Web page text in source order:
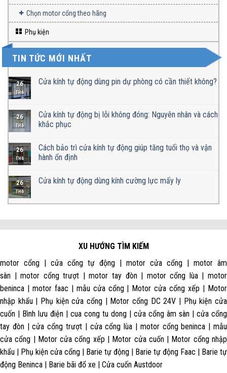
Chọn motor cổng theo hãng
Phụ kiện
TIN TỨC MỚI NHẤT
26
TH6
Cửa kính tự động dùng pin dự phòng có cần thiết không?
26
TH6
Cửa kính tự động bị lỗi không đóng: Nguyên nhân và cách
khắc phục
26
TH6
Cách bảo trì cửa kính tự động giúp tăng tuổi thọ và vận
hành ổn định
26
TH6
Cửa kính tự động dùng kính cường lực mấy ly
XU HƯỚNG TÌM KIẾM
motor cổng | cửa cổng tự động | motor cửa cổng | motor âm
sàn | motor cổng trượt | motor tay đòn | motor cổng lùa | motor
beninca | motor faac | mẫu cửa cổng | Motor cửa cổng xếp | Motor
nhập khẩu | Phụ kiện cửa cổng | Motor cổng DC 24V | Phụ kiện cửa
cuốn | Bình lưu điện | cua cong tu dong | cửa cổng âm sàn | cửa cổng
tay đòn | cửa cổng trượt | cửa cổng lùa | motor cổng beninca | mẫu
cửa cổng | Motor cửa cổng xếp | Motor cửa cuốn | Motor cổng nhập
khẩu | Phụ kiện cửa cổng | Barie tự động | Barie tự động Faac | Barie tự
động Beninca | Barie bãi đổ xe | Cửa cuốn Austdoor